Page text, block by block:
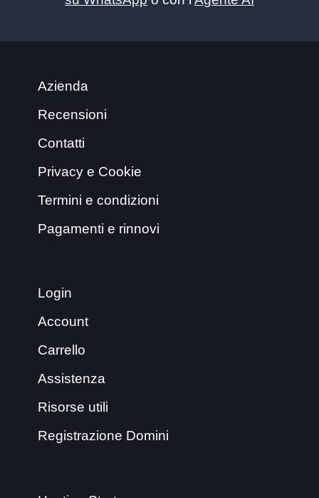
Azienda
Recensioni
Contatti
Privacy e Cookie
Termini e condizioni
Pagamenti e rinnovi
Login
Account
Carrello
Assistenza
Risorse utili
Registrazione Domini